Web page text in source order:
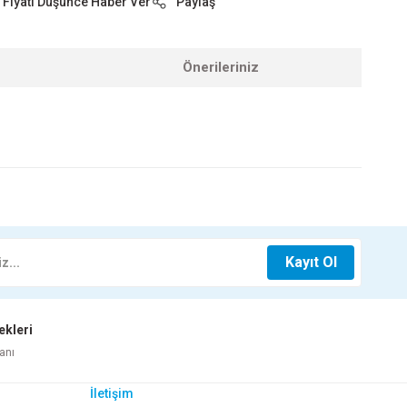
Önerileriniz
30X90 VICTORIAN MATT ROLYEF-2
Kayıt Ol
İletişim